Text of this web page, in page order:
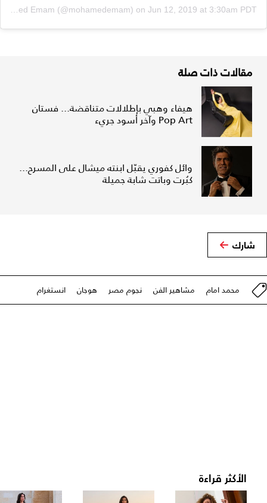
on Jun 12, 2019 at 3:30am PDT
مقالات ذات صلة
هيفاء وهبي بإطلالات متناقضة... فستان
Pop Art وآخر أسود جريء
وائل كفوري يقبّل ابنته ميشال على المسرح...
كبُرت وباتت شابة جميلة
شارك
محمد امام مشاهير الفن نجوم مصر هوجان انستغرام
الأكثر قراءة